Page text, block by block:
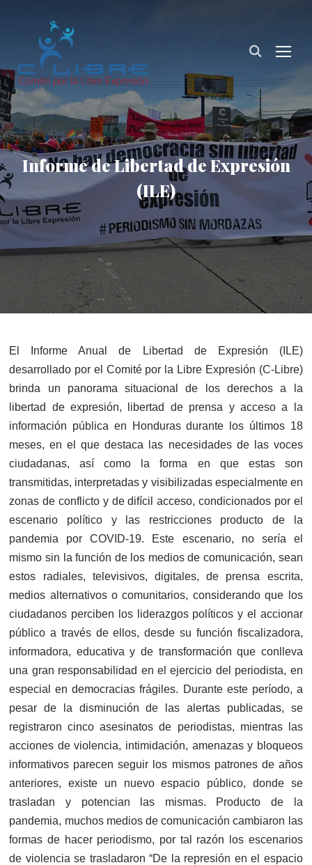
Informe de Libertad de Expresión
(ILE)
El Informe Anual de Libertad de Expresión (ILE)
desarrollado por el Comité por la Libre Expresión (C-Libre)
brinda un panorama situacional de los derechos a la
libertad de expresión, libertad de prensa y acceso a la
información pública en Honduras durante los últimos 18
meses, en el que destaca las necesidades de las voces
ciudadanas, así como la forma en que estas son
transmitidas, interpretadas y visibilizadas especialmente en
zonas de conflicto y de difícil acceso, condicionados por el
escenario político y las restricciones producto de la
pandemia por COVID-19. Este escenario, no sería el
mismo sin la función de los medios de comunicación, sean
estos radiales, televisivos, digitales, de prensa escrita,
medios alternativos o comunitarios, considerando que los
ciudadanos perciben los liderazgos políticos y el accionar
público a través de ellos, desde su función fiscalizadora,
informadora, educativa y de transformación que conlleva
una gran responsabilidad en el ejercicio del periodista, en
especial en democracias frágiles. Durante este período, a
pesar de la disminución de las alertas publicadas, se
registraron cinco asesinatos de periodistas, mientras las
acciones de violencia, intimidación, amenazas y bloqueos
informativos parecen seguir los mismos patrones de años
anteriores, existe un nuevo espacio público, donde se
trasladan y potencian las mismas. Producto de la
pandemia, muchos medios de comunicación cambiaron las
formas de hacer periodismo, por tal razón los escenarios
de violencia se trasladaron “De la represión en el espacio